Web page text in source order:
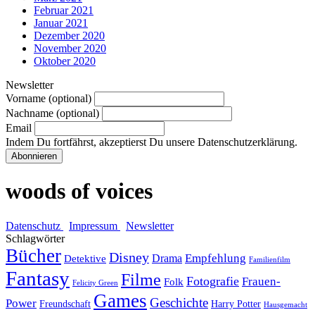
Februar 2021
Januar 2021
Dezember 2020
November 2020
Oktober 2020
Newsletter
Vorname (optional)
Nachname (optional)
Email
Indem Du fortfährst, akzeptierst Du unsere Datenschutzerklärung.
woods of voices
Datenschutz Impressum
Newsletter
Schlagwörter
Bücher Detektive Disney Drama Empfehlung Familienfilm
Fantasy Felicity Green Filme Folk Fotografie Frauen-
Power Freundschaft Games Geschichte Harry Potter Hausgemacht